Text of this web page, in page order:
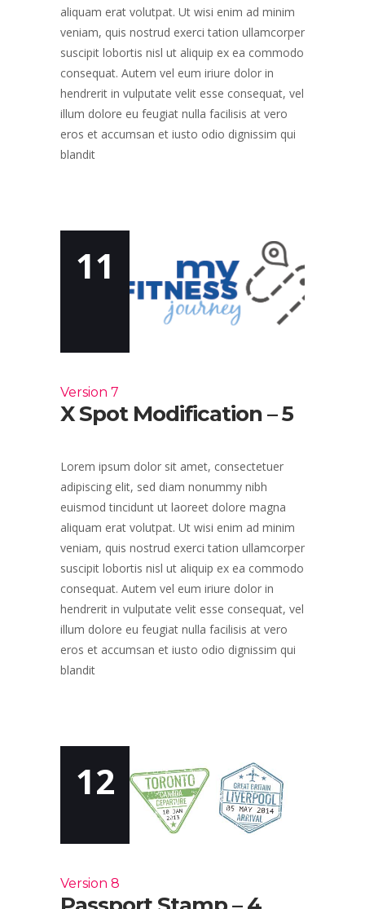
aliquam erat volutpat. Ut wisi enim ad minim
veniam, quis nostrud exerci tation ullamcorper
suscipit lobortis nisl ut aliquip ex ea commodo
consequat. Autem vel eum iriure dolor in
hendrerit in vulputate velit esse consequat, vel
illum dolore eu feugiat nulla facilisis at vero
eros et accumsan et iusto odio dignissim qui
blandit
11
Version 7
X Spot Modification – 5
Lorem ipsum dolor sit amet, consectetuer
adipiscing elit, sed diam nonummy nibh
euismod tincidunt ut laoreet dolore magna
aliquam erat volutpat. Ut wisi enim ad minim
veniam, quis nostrud exerci tation ullamcorper
suscipit lobortis nisl ut aliquip ex ea commodo
consequat. Autem vel eum iriure dolor in
hendrerit in vulputate velit esse consequat, vel
illum dolore eu feugiat nulla facilisis at vero
eros et accumsan et iusto odio dignissim qui
blandit
12
Version 8